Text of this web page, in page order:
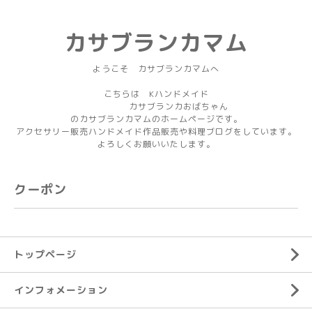
カサブランカマム
ようこそ カサブランカマムへ
こちらは Kハンドメイド
カサブランカおばちゃん
のカサブランカマムのホームページです。
アクセサリー販売ハンドメイド作品販売や料理ブログをしています。
よろしくお願いいたします。
クーポン
トップページ
インフォメーション